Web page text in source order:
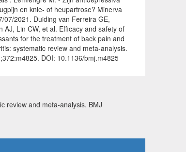
en knie- of heupartrose? Minerva
07/2021. Duiding van Ferreira GE,
AJ, Lin CW, et al. Efficacy and safety of
for the treatment of back pain and
systematic review and meta-analysis.
DOI: 10.1136/bmj.m4825
review and meta-analysis. BMJ